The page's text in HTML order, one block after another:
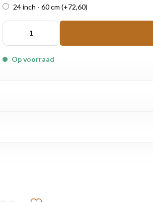
24 inch - 60 cm (+72,60)
Op voorraad